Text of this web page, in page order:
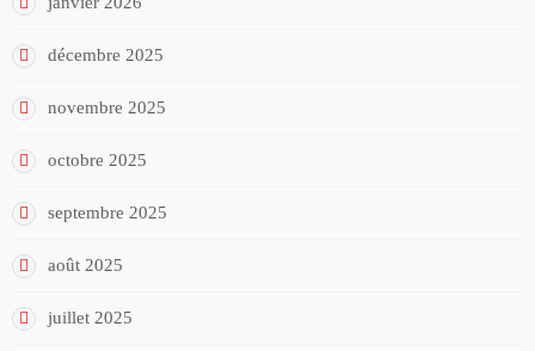
décembre 2025
novembre 2025
octobre 2025
septembre 2025
août 2025
juillet 2025